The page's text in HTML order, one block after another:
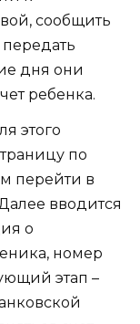
сообщить
дня они
ребенка.
этого
по
перейти в
вводится
о
номер
этап –